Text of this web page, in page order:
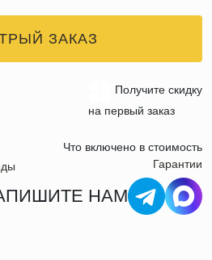
ЗАКАЗ
Получите скидку
на первый заказ
Что включено в стоимость
Гарантии
НАМ